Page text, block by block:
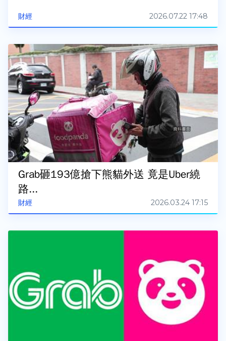
財經 2026.07.22 17:48
財經
Grab砸193億搶下熊貓外送 竟是Uber繞
路...
2026.03.24 17:15